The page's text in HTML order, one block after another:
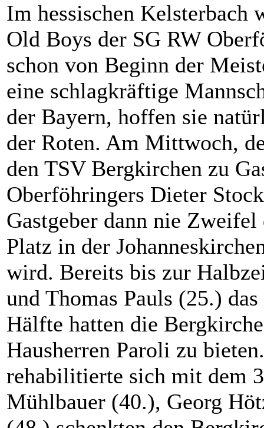
Im hessischen Kelsterbach
Old Boys der SG RW
schon von Beginn der
eine schlagkräftige
der Bayern, hoffen sie
der Roten. Am Mittwoch,
den TSV Bergkirchen zu
Oberföhringers Dieter
Gastgeber dann nie
Platz in der
wird. Bereits bis zur
und Thomas Pauls (25.)
Hälfte hatten die
Hausherren Paroli zu
rehabilitierte sich mit dem
Mühlbauer (40.), Georg